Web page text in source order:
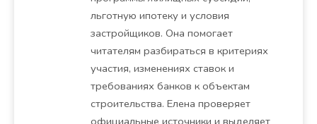
льготную ипотеку и условия
застройщиков. Она помогает
читателям разбираться в критериях
участия, изменениях ставок и
требованиях банков к объектам
строительства. Елена проверяет
официальные источники и выделяет